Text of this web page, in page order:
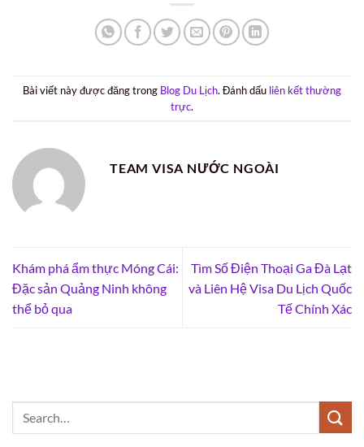
Bài viết này được đăng trong Blog Du Lịch. Đánh dấu liên kết thường
trực.
TEAM VISA NƯỚC NGOÀI
Khám phá ẩm thực Móng Cái:
Đặc sản Quảng Ninh không
thể bỏ qua
Tìm Số Điện Thoại Ga Đà Lạt
và Liên Hệ Visa Du Lịch Quốc
Tế Chính Xác